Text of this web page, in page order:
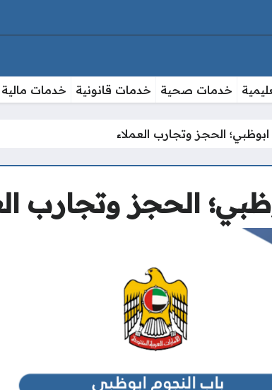
خدمات صحية خدمات قانونية خدمات مالية
الحجز وتجارب العملاء
الحجز وتجارب